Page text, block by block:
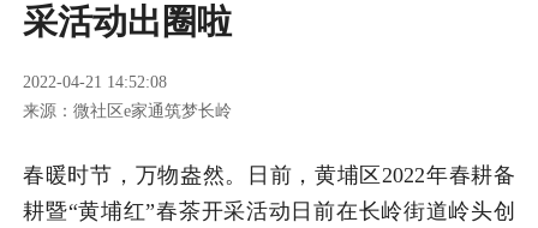
采活动出圈啦
2022-04-21 14:52:08
来源：微社区e家通筑梦长岭
春暖时节，万物盎然。日前，黄埔区2022年春耕备
耕暨“黄埔红”春茶开采活动日前在长岭街道岭头创